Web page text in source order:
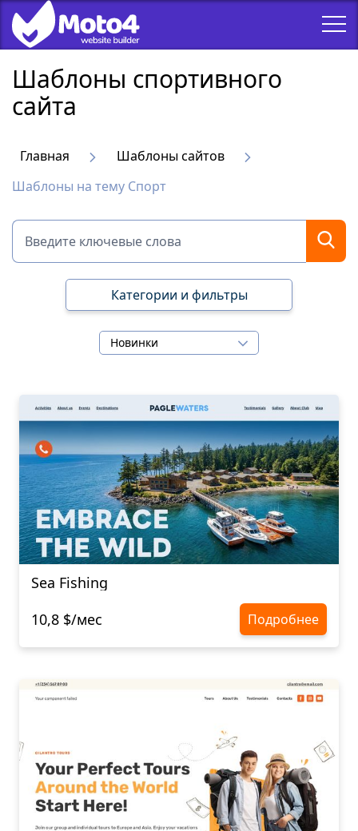
Шаблоны спортивного
сайта
Главная
Шаблоны сайтов
Шаблоны на тему Спорт
Категории и фильтры
Новинки
Sea Fishing
10,8 $/мес
Подробнее